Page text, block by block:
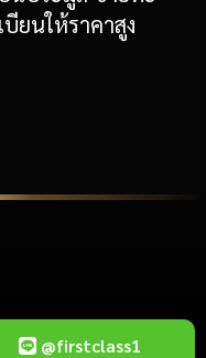
ยนให้ราคาสูง
@firstclass1